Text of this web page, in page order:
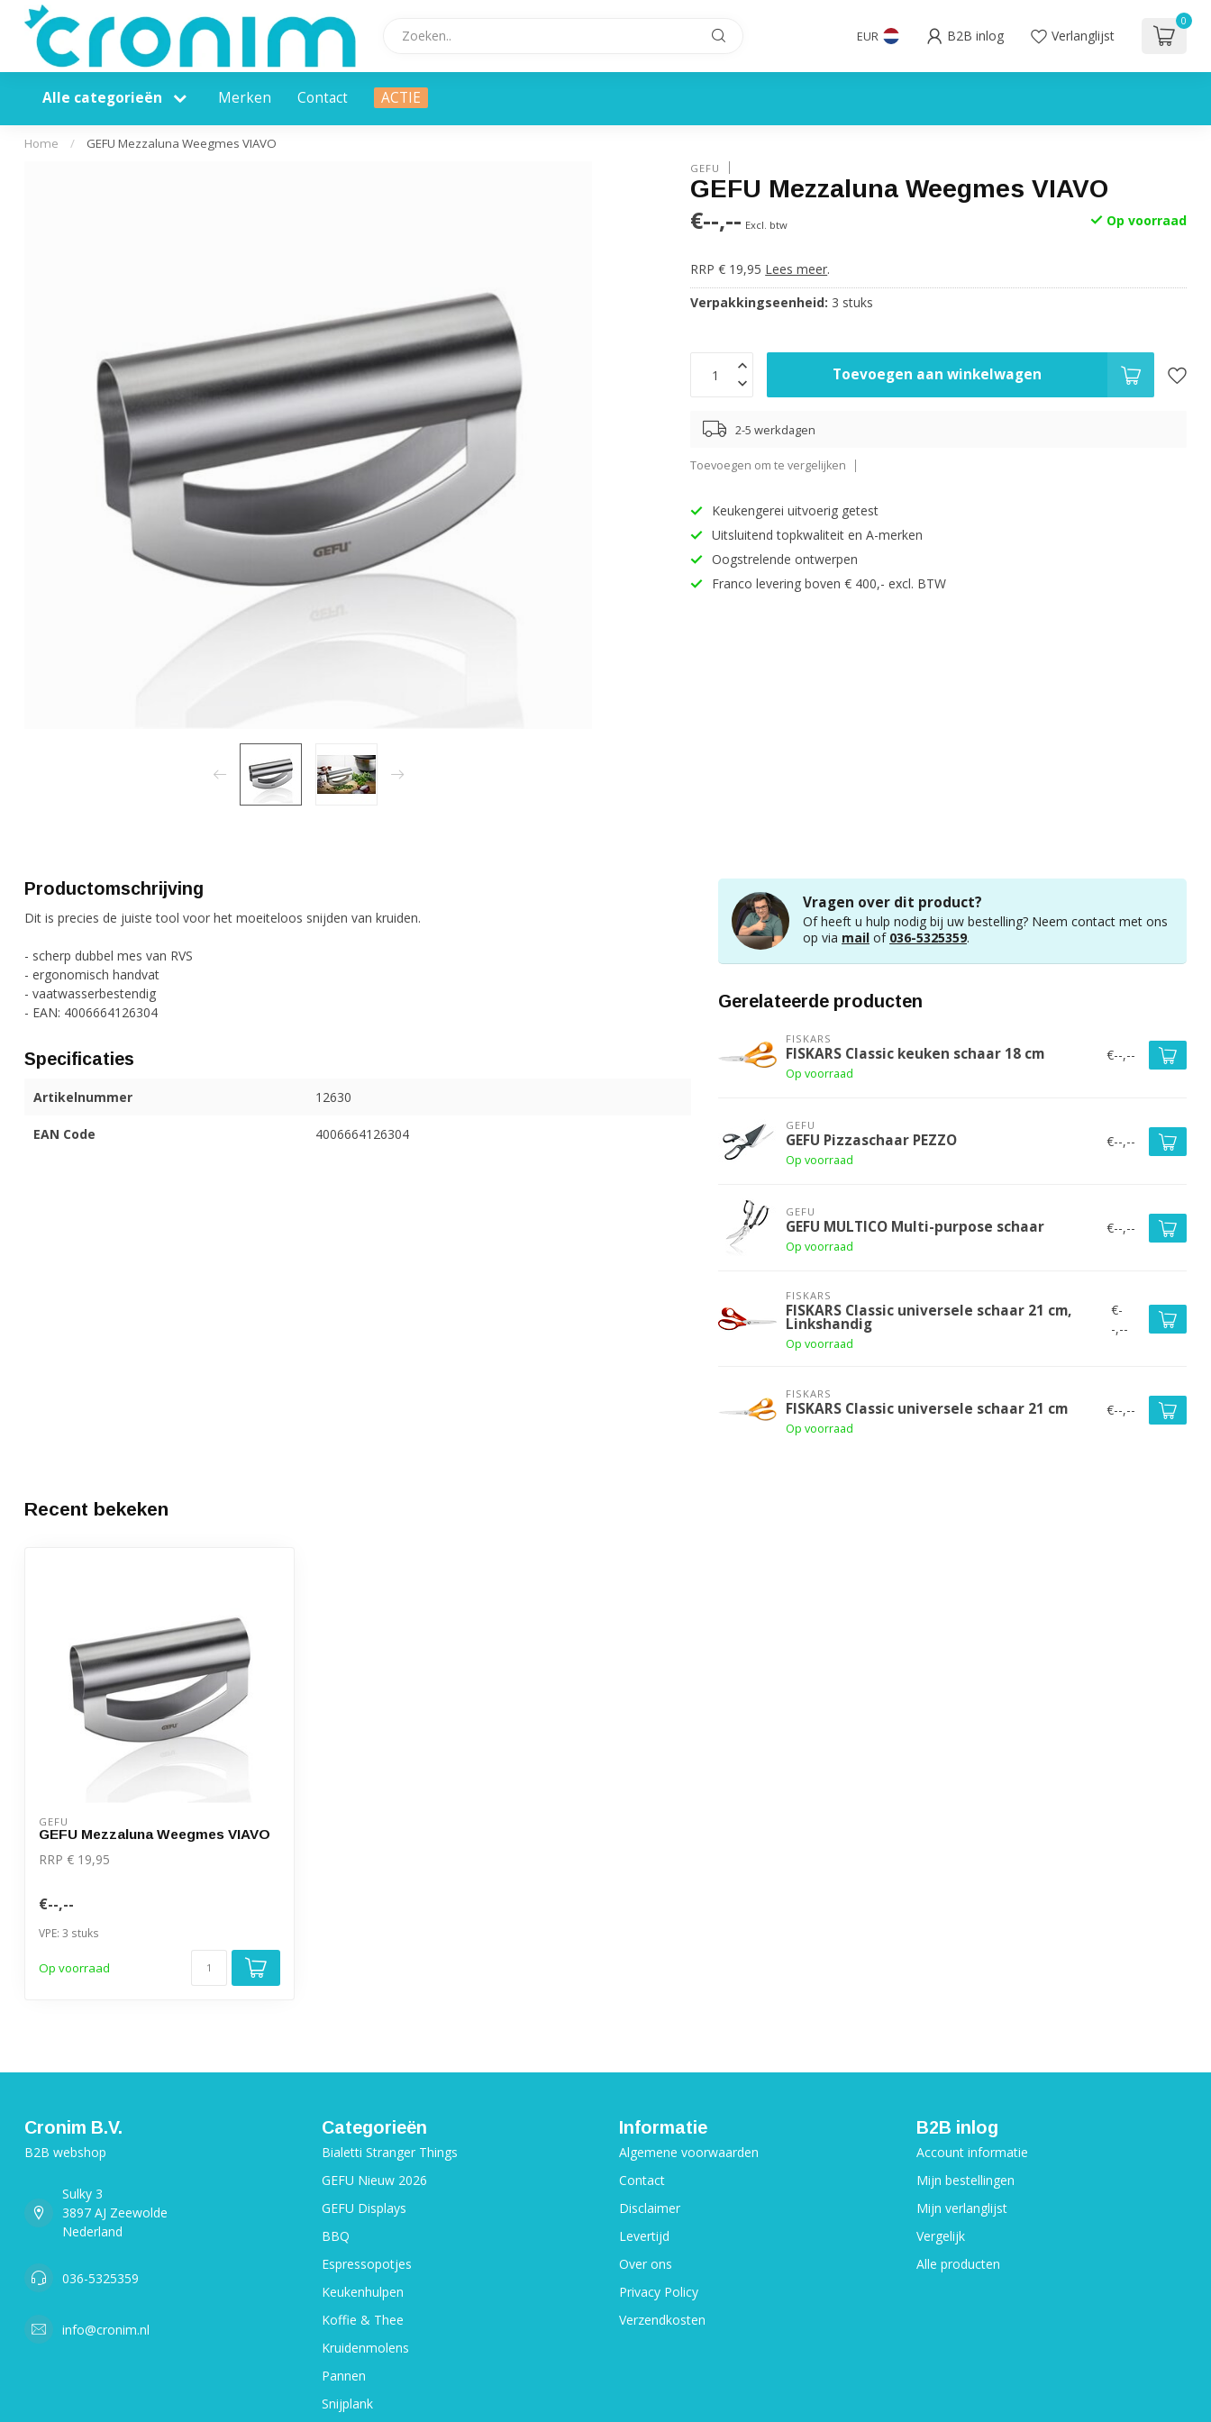
EUR B2B inlog Verlanglijst
0
Alle categorieën Merken Contact ACTIE
Home / GEFU Mezzaluna Weegmes VIAVO
GEFU
GEFU Mezzaluna Weegmes VIAVO
€--,-- Excl. btw Op voorraad
RRP € 19,95 Lees meer.
Verpakkingseenheid: 3 stuks
Toevoegen aan winkelwagen
2-5 werkdagen
Toevoegen om te vergelijken
Keukengerei uitvoerig getest
Uitsluitend topkwaliteit en A-merken
Oogstrelende ontwerpen
Franco levering boven € 400,- excl. BTW
Productomschrijving
Dit is precies de juiste tool voor het moeiteloos snijden van kruiden.
- scherp dubbel mes van RVS
- ergonomisch handvat
- vaatwasserbestendig
- EAN: 4006664126304
Specificaties
Artikelnummer 12630
EAN Code 4006664126304
Vragen over dit product?
Of heeft u hulp nodig bij uw bestelling? Neem contact met ons
op via mail of 036-5325359.
Gerelateerde producten
FISKARS
FISKARS Classic keuken schaar 18 cm
Op voorraad
€--,--
GEFU
GEFU Pizzaschaar PEZZO
Op voorraad
€--,--
GEFU
GEFU MULTICO Multi-purpose schaar
Op voorraad
€--,--
FISKARS
FISKARS Classic universele schaar 21 cm,
Linkshandig
Op voorraad
€-
-,--
FISKARS
FISKARS Classic universele schaar 21 cm
Op voorraad
€--,--
Recent bekeken
GEFU
GEFU Mezzaluna Weegmes VIAVO
RRP € 19,95
€--,--
VPE: 3 stuks
Op voorraad
Cronim B.V.
B2B webshop
Sulky 3
3897 AJ Zeewolde
Nederland
036-5325359
info@cronim.nl
Categorieën
Bialetti Stranger Things
GEFU Nieuw 2026
GEFU Displays
BBQ
Espressopotjes
Keukenhulpen
Koffie & Thee
Kruidenmolens
Pannen
Snijplank
Informatie
Algemene voorwaarden
Contact
Disclaimer
Levertijd
Over ons
Privacy Policy
Verzendkosten
B2B inlog
Account informatie
Mijn bestellingen
Mijn verlanglijst
Vergelijk
Alle producten